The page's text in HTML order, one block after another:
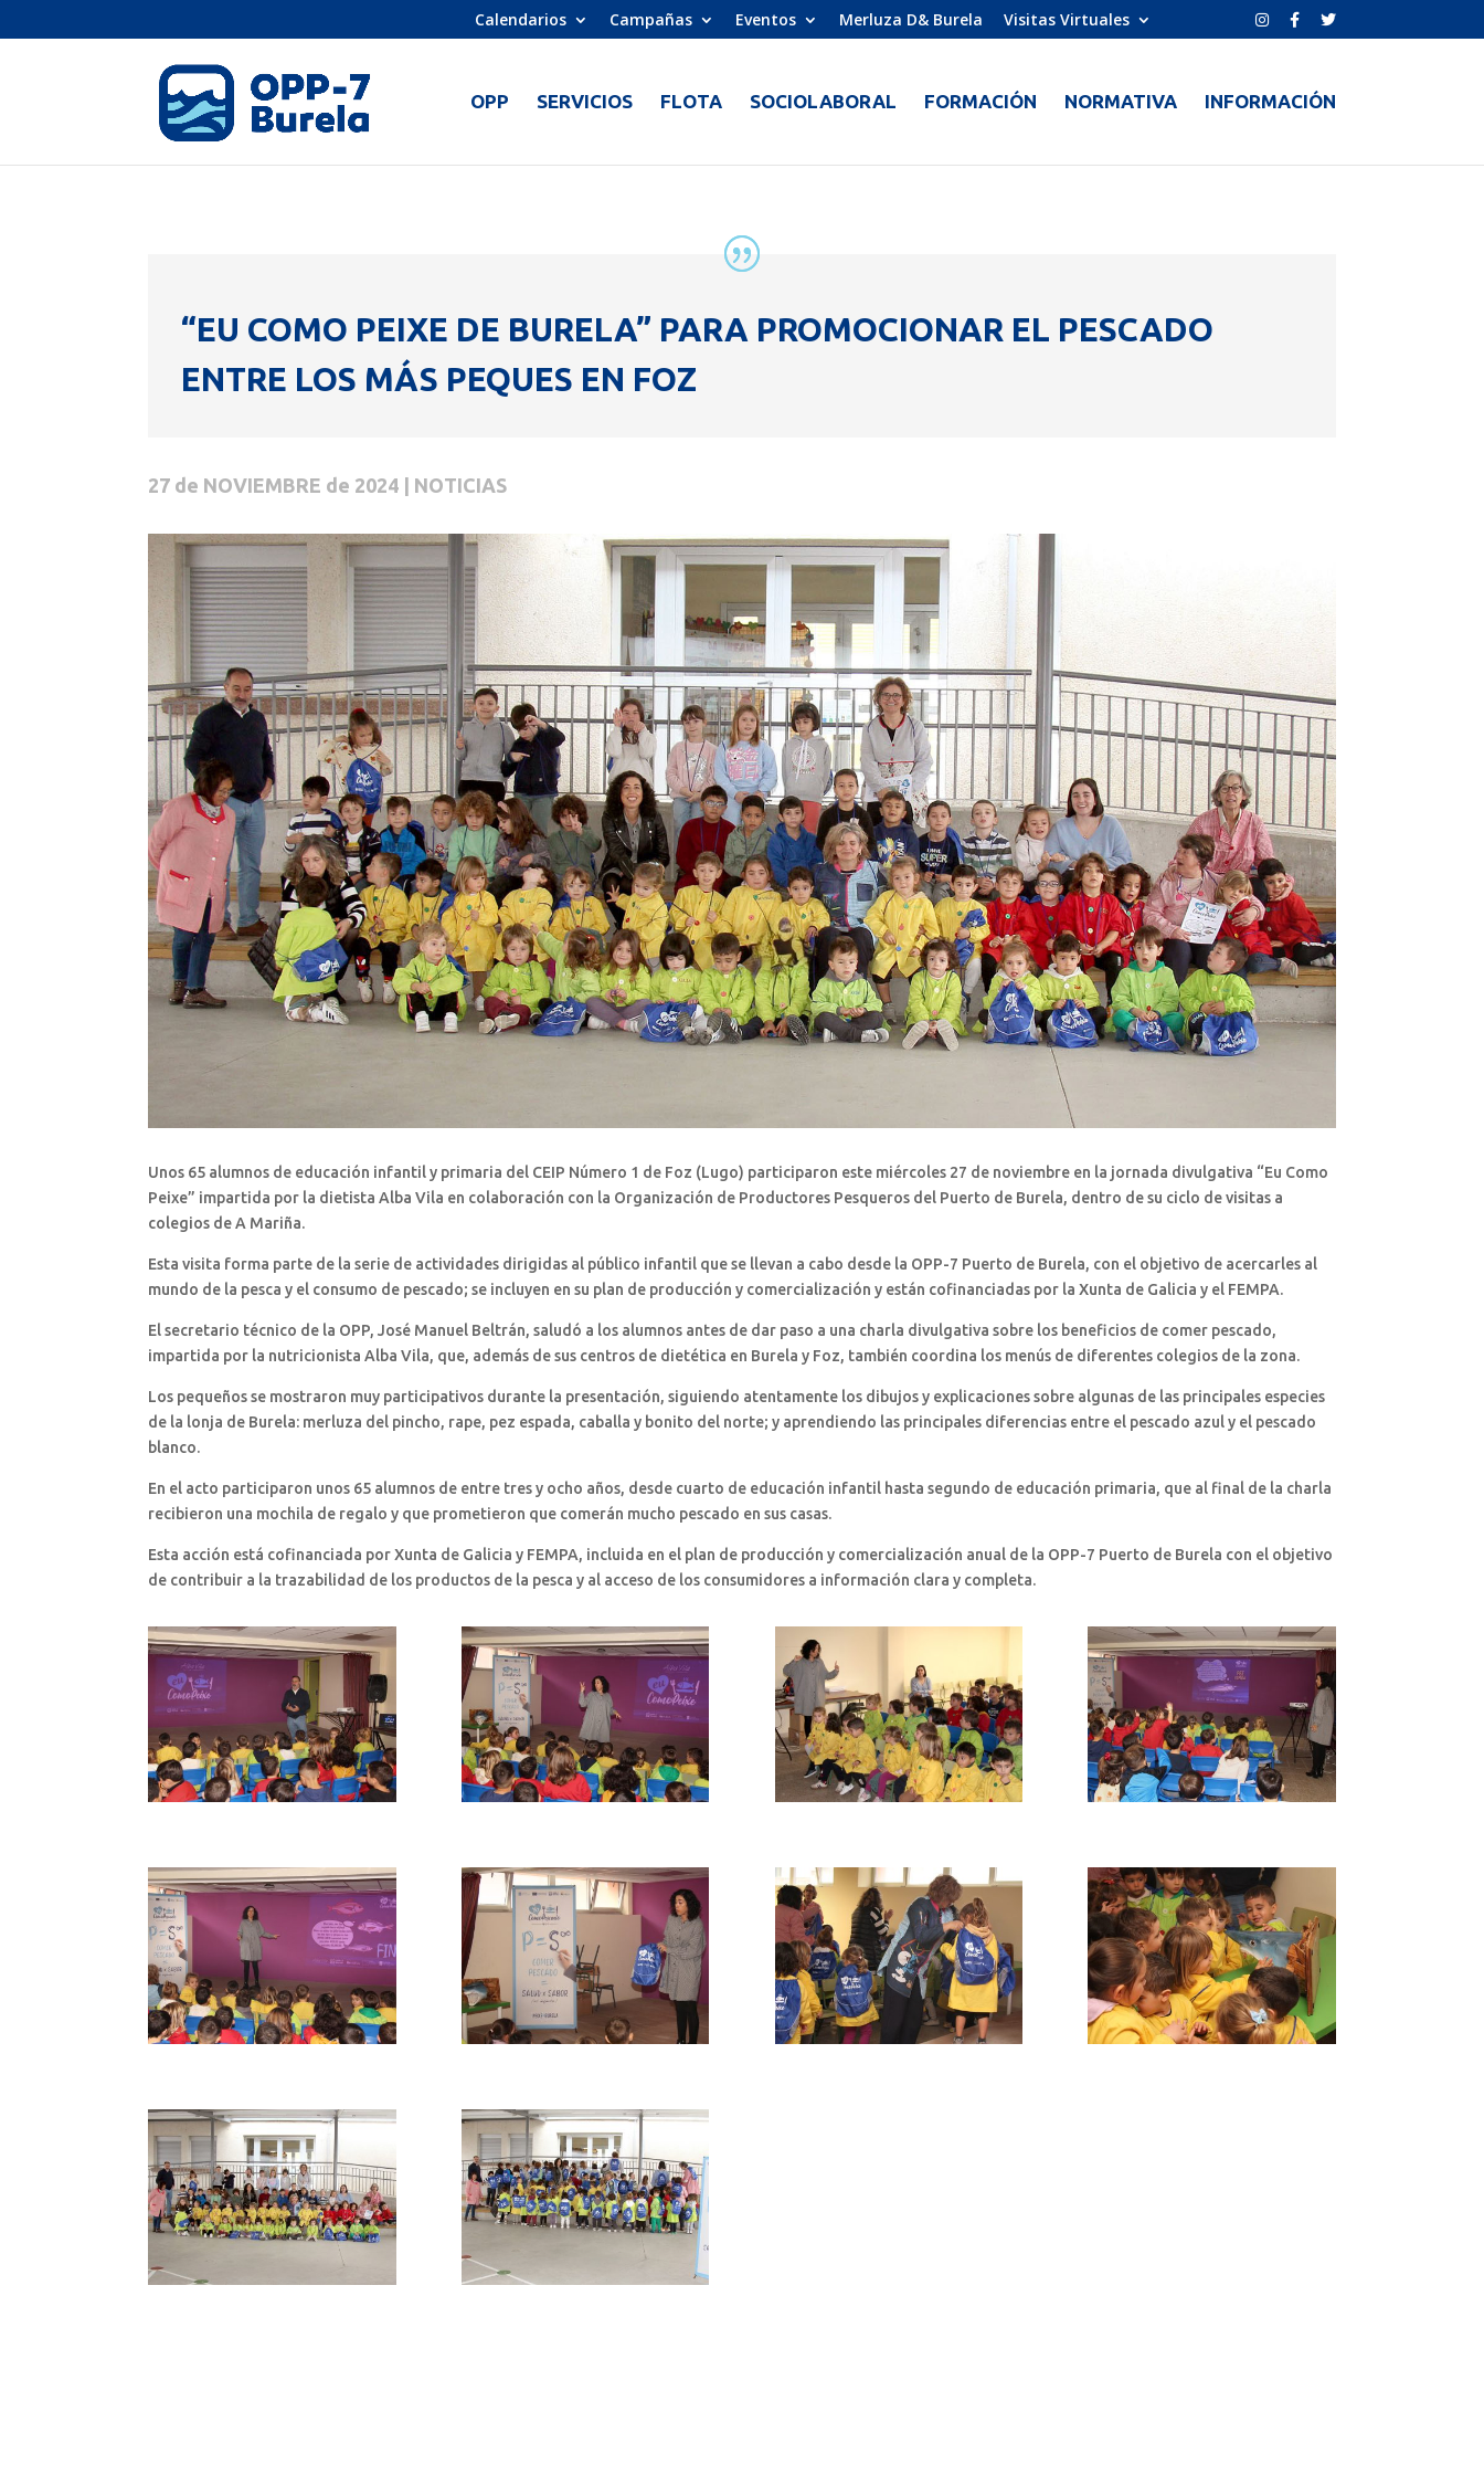
Calendarios Campañas Eventos Merluza D& Burela Visitas Virtuales
OPP SERVICIOS FLOTA SOCIOLABORAL FORMACIÓN NORMATIVA INFORMACIÓN
“EU COMO PEIXE DE BURELA” PARA PROMOCIONAR EL PESCADO
ENTRE LOS MÁS PEQUES EN FOZ
27 de NOVIEMBRE de 2024 | NOTICIAS
Unos 65 alumnos de educación infantil y primaria del CEIP Número 1 de Foz (Lugo) participaron este miércoles 27 de noviembre en la jornada divulgativa “Eu Como
Peixe” impartida por la dietista Alba Vila en colaboración con la Organización de Productores Pesqueros del Puerto de Burela, dentro de su ciclo de visitas a
colegios de A Mariña.
Esta visita forma parte de la serie de actividades dirigidas al público infantil que se llevan a cabo desde la OPP-7 Puerto de Burela, con el objetivo de acercarles al
mundo de la pesca y el consumo de pescado; se incluyen en su plan de producción y comercialización y están cofinanciadas por la Xunta de Galicia y el FEMPA.
El secretario técnico de la OPP, José Manuel Beltrán, saludó a los alumnos antes de dar paso a una charla divulgativa sobre los beneficios de comer pescado,
impartida por la nutricionista Alba Vila, que, además de sus centros de dietética en Burela y Foz, también coordina los menús de diferentes colegios de la zona.
Los pequeños se mostraron muy participativos durante la presentación, siguiendo atentamente los dibujos y explicaciones sobre algunas de las principales especies
de la lonja de Burela: merluza del pincho, rape, pez espada, caballa y bonito del norte; y aprendiendo las principales diferencias entre el pescado azul y el pescado
blanco.
En el acto participaron unos 65 alumnos de entre tres y ocho años, desde cuarto de educación infantil hasta segundo de educación primaria, que al final de la charla
recibieron una mochila de regalo y que prometieron que comerán mucho pescado en sus casas.
Esta acción está cofinanciada por Xunta de Galicia y FEMPA, incluida en el plan de producción y comercialización anual de la OPP-7 Puerto de Burela con el objetivo
de contribuir a la trazabilidad de los productos de la pesca y al acceso de los consumidores a información clara y completa.